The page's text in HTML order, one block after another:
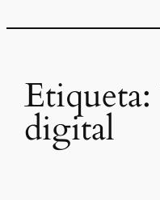
Etiqueta:
digital